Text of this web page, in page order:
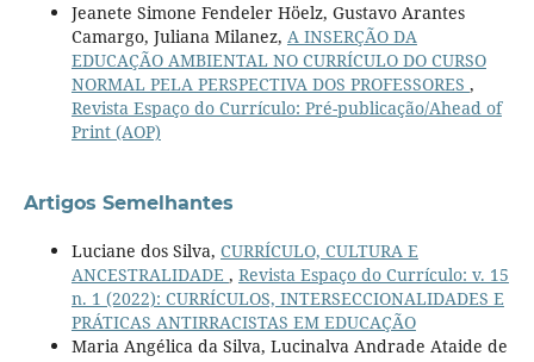
Jeanete Simone Fendeler Höelz, Gustavo Arantes
Camargo, Juliana Milanez, A INSERÇÃO DA
EDUCAÇÃO AMBIENTAL NO CURRÍCULO DO CURSO
NORMAL PELA PERSPECTIVA DOS PROFESSORES ,
Revista Espaço do Currículo: Pré-publicação/Ahead of
Print (AOP)
Artigos Semelhantes
Luciane dos Silva, CURRÍCULO, CULTURA E
ANCESTRALIDADE , Revista Espaço do Currículo: v. 15
n. 1 (2022): CURRÍCULOS, INTERSECCIONALIDADES E
PRÁTICAS ANTIRRACISTAS EM EDUCAÇÃO
Maria Angélica da Silva, Lucinalva Andrade Ataide de